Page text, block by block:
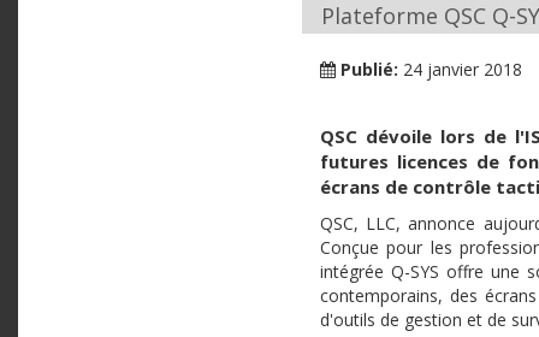
Plateforme QSC Q-
Publié: 24 janvier 2018
QSC dévoile lors de
futures licences de
écrans de contrôle
QSC, LLC, annonce
Conçue pour les
intégrée Q-SYS offre une
contemporains, des
d'outils de gestion et de